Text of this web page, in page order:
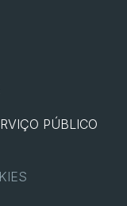
PÚBLICO